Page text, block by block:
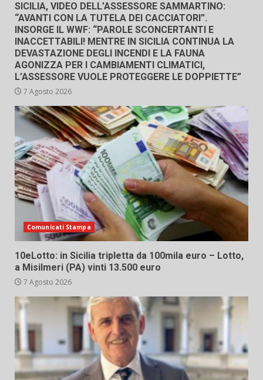
SICILIA, VIDEO DELL’ASSESSORE SAMMARTINO:
“AVANTI CON LA TUTELA DEI CACCIATORI”.
INSORGE IL WWF: “PAROLE SCONCERTANTI E
INACCETTABILI! MENTRE IN SICILIA CONTINUA LA
DEVASTAZIONE DEGLI INCENDI E LA FAUNA
AGONIZZA PER I CAMBIAMENTI CLIMATICI,
L’ASSESSORE VUOLE PROTEGGERE LE DOPPIETTE”
7 Agosto 2026
Comunicati Stampa
10eLotto: in Sicilia tripletta da 100mila euro – Lotto,
a Misilmeri (PA) vinti 13.500 euro
7 Agosto 2026